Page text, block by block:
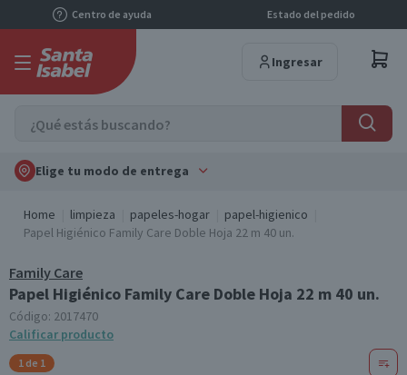
Centro de ayuda Estado del pedido
Ingresar
Elige tu modo de entrega
Home limpieza papeles-hogar
papel-higienico
Papel Higiénico Family Care Doble Hoja 22 m 40 un.
Family Care
Papel Higiénico Family Care Doble Hoja 22 m 40 un.
Código: 2017470
Calificar producto
1 de 1